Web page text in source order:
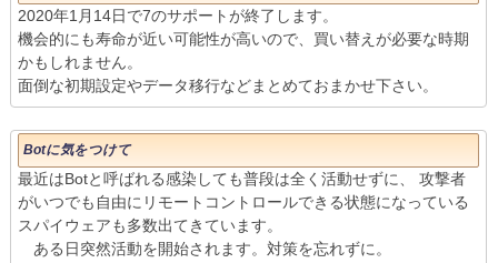
2020年1月14日で7のサポートが終了します。
機会的にも寿命が近い可能性が高いので、買い替えが必要な時期
かもしれません。
面倒な初期設定やデータ移行などまとめておまかせ下さい。
Botに気をつけて
最近はBotと呼ばれる感染しても普段は全く活動せずに、 攻撃者
がいつでも自由にリモートコントロールできる状態になっている
スパイウェアも多数出てきています。
ある日突然活動を開始されます。対策を忘れずに。